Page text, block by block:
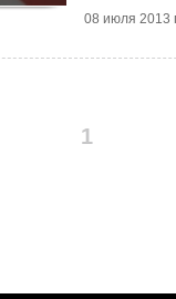
08 июля 2013
1